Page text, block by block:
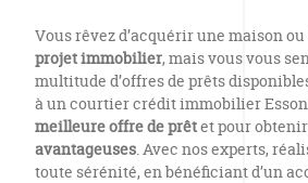
Vous rêvez d’acquérir une maison ou
projet immobilier, mais vous vous
multitude d’offres de prêts
à un courtier crédit immobilier
meilleure offre de prêtet pour
avantageuses. Avec nos experts,
toute sérénité, en bénéficiant d’un